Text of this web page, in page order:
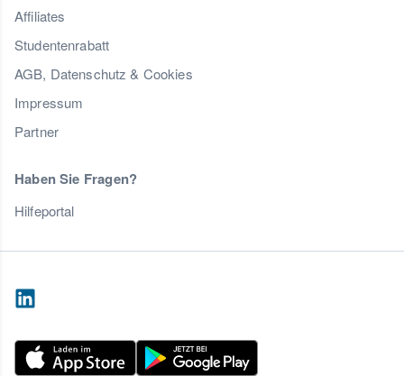
Affiliates
Studentenrabatt
AGB, Datenschutz & Cookies
Impressum
Partner
Haben Sie Fragen?
Hilfeportal